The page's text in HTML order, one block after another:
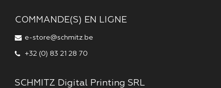
COMMANDE(S) EN LIGNE
e-store@schmitz.be
+32 (0) 83 21 28 70
SCHMITZ Digital Printing SRL